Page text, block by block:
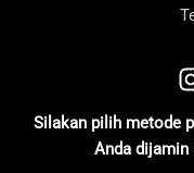
Silakan pilih metode
Anda dijamin